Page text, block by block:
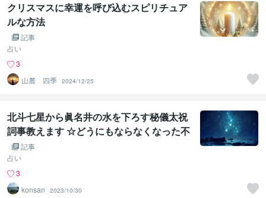
クリスマスに幸運を呼び込むスピリチュア
ルな方法
記事
占い
3
山麓 四季 2024/12/25
北斗七星から眞名井の水を下ろす秘儀太祝
詞事教えます ☆どうにもならなくなった不
幸を一気に吹き飛ばす宇宙根源の力☆
記事
占い
3
konsan
2023/10/30